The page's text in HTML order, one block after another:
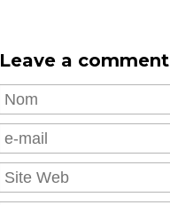
Leave a comment